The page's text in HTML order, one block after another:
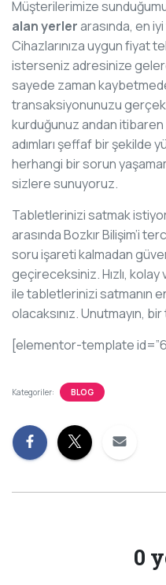
Müşterilerimize
alan yerlerarasında, en
Cihazlarınıza uygun fiyat
isterseniz adresinize
sayede zaman
transaksiyonunuzu
kurduğunuz andan
adımları şeffaf bir şekilde
herhangi bir sorun
sizlere sunuyoruz.
Tabletlerinizi satmak
arasında Bozkır Bilişim’i
soru işareti kalmadan
geçireceksiniz. Hızlı, kolay
ile tabletlerinizi satmanın
olacaksınız. Unutmayın,
[elementor-template
Kategoriler: BLOG
0